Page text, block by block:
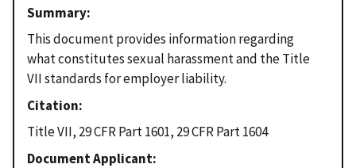
Summary
This document provides information regarding
what constitutes sexual harassment and the Title
VII standards for employer liability.
Citation
Title VII, 29 CFR Part 1601, 29 CFR Part 1604
Document Applicant